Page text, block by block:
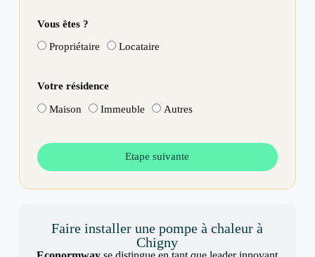
Vous êtes ?
Propriétaire Locataire
Votre résidence
Maison Immeuble Autres
Etape suivante
Faire installer une pompe à chaleur à
Chigny